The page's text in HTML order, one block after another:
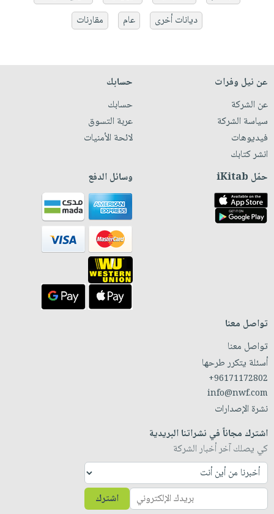
ديانات أخرى
عام مقارنات
عن نيل وفرات
عن الشركة
سياسة الشركة
فيديوهات
انشر كتابك
حسابك
حسابك
عربة التسوق
لائحة الأمنيات
حمّل iKitab وسائل الدفع
تواصل معنا
تواصل معنا
أسئلة يتكرر طرحها
+96171172802
info@nwf.com
نشرة الإصدارات
اشترك مجاناً في نشراتنا البريدية
كي يصلك آخر أخبار الشركة
اشترك